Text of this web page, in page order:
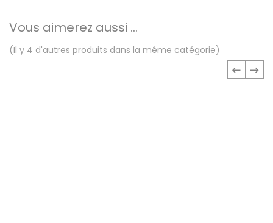
Vous aimerez aussi ...
(Il y 4 d'autres produits dans la même catégorie)